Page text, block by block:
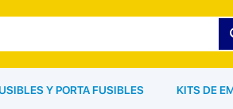
Y PORTA FUSIBLES KITS DE